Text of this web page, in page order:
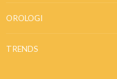
OROLOGI
TRENDS